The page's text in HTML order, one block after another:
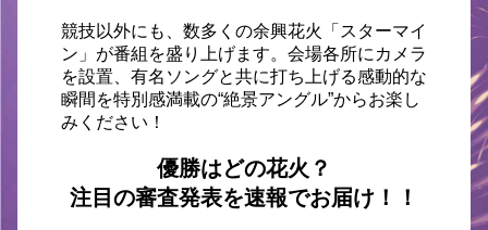
競技以外にも、数多くの余興花火「スターマイ
ン」が番組を盛り上げます。会場各所にカメラ
を設置、有名ソングと共に打ち上げる感動的な
瞬間を特別感満載の“絶景アングル”からお楽し
みください！
優勝はどの花火？
注目の審査発表を速報でお届け！！